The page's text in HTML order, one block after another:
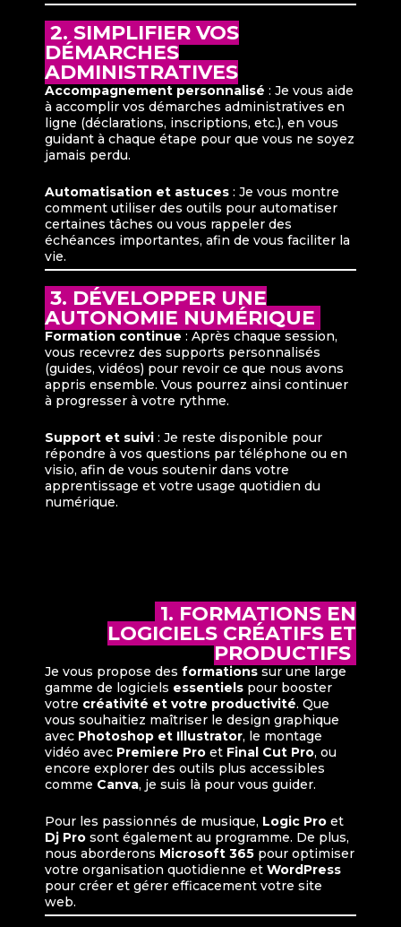
2. SIMPLIFIER VOS
DÉMARCHES
ADMINISTRATIVES
Accompagnement personnalisé : Je vous aide
à accomplir vos démarches administratives en
ligne (déclarations, inscriptions, etc.), en vous
guidant à chaque étape pour que vous ne soyez
jamais perdu.
Automatisation et astuces : Je vous montre
comment utiliser des outils pour automatiser
certaines tâches ou vous rappeler des
échéances importantes, afin de vous faciliter la
vie.
3. DÉVELOPPER UNE
AUTONOMIE NUMÉRIQUE
Formation continue : Après chaque session,
vous recevrez des supports personnalisés
(guides, vidéos) pour revoir ce que nous avons
appris ensemble. Vous pourrez ainsi continuer
à progresser à votre rythme.
Support et suivi : Je reste disponible pour
répondre à vos questions par téléphone ou en
visio, afin de vous soutenir dans votre
apprentissage et votre usage quotidien du
numérique.
1. FORMATIONS EN
LOGICIELS CRÉATIFS ET
PRODUCTIFS
Je vous propose des formations sur une large
gamme de logiciels essentiels pour booster
votre créativité et votre productivité. Que
vous souhaitiez maîtriser le design graphique
avec Photoshop et Illustrator, le montage
vidéo avec Premiere Pro et Final Cut Pro, ou
encore explorer des outils plus accessibles
comme Canva, je suis là pour vous guider.
Pour les passionnés de musique, Logic Pro et
Dj Pro sont également au programme. De plus,
nous aborderons Microsoft 365 pour optimiser
votre organisation quotidienne et WordPress
pour créer et gérer efficacement votre site
web.